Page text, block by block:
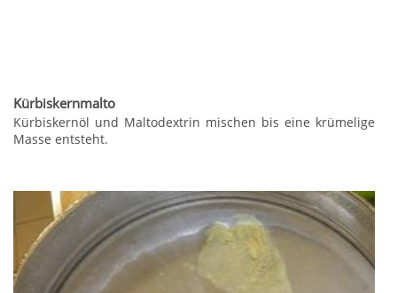
Kürbiskernmalto
Kürbiskernöl und Maltodextrin mischen bis eine krümelige
Masse entsteht.